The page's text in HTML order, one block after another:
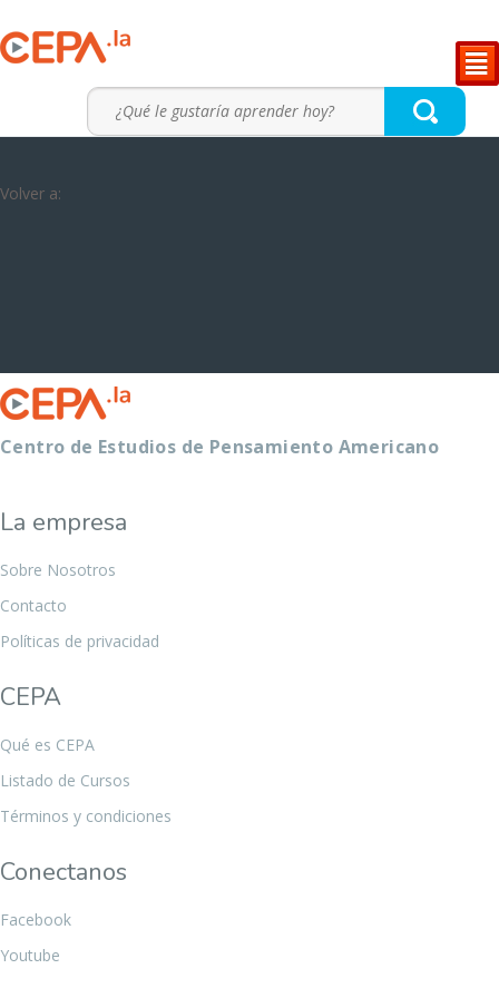
²
Volver a:
Centro de Estudios de Pensamiento Americano
La empresa
Sobre Nosotros
Contacto
Políticas de privacidad
CEPA
Qué es CEPA
Listado de Cursos
Términos y condiciones
Conectanos
Facebook
Youtube